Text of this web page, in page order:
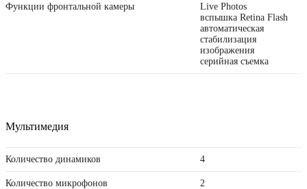
Функции фронтальной камеры
Live Photos
вспышка Retina Flash
автоматическая
стабилизация
изображения
серийная съемка
Мультимедия
Количество динамиков 4
Количество микрофонов 2